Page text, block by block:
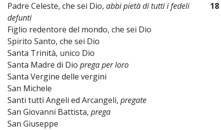
Padre Celeste, che sei Dio, abbi pietà di tutti i fedeli
defunti
Figlio redentore del mondo, che sei Dio
Spirito Santo, che sei Dio
Santa Trinità, unico Dio
Santa Madre di Dio prega per loro
Santa Vergine delle vergini
San Michele
Santi tutti Angeli ed Arcangeli, pregate
San Giovanni Battista, prega
San Giuseppe
18